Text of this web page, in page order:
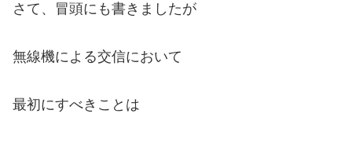
さて、冒頭にも書きましたが
無線機による交信において
最初にすべきことは